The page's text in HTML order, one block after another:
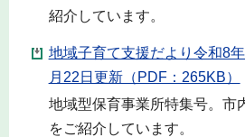
紹介しています。
地域子育て支援だより令和8
月22日更新（PDF：265KB）
地域型保育事業所特集号。市
をご紹介しています。